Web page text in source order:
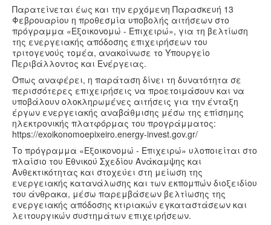
Απόψεις
Τεχνολογία
Υγεία
Πολιτισμός
Αθλητικά
Βίντεο
Συνταγές
Παρατείνεται έως και την ερχόμενη Παρασκευή 13
Φεβρουαρίου η προθεσμία υποβολής αιτήσεων στο
πρόγραμμα «Εξοικονομώ - Επιχειρώ», για τη βελτίωση
της ενεργειακής απόδοσης επιχειρήσεων του
τριτογενούς τομέα, ανακοίνωσε το Υπουργείο
Περιβάλλοντος και Ενέργειας.
Όπως αναφέρει, η παράταση δίνει τη δυνατότητα σε
περισσότερες επιχειρήσεις να προετοιμάσουν και να
υποβάλουν ολοκληρωμένες αιτήσεις για την ένταξη
έργων ενεργειακής αναβάθμισης μέσω της επίσημης
ηλεκτρονικής πλατφόρμας του προγράμματος:
https://exoikonomoepixeiro.energy-invest.gov.gr/
Το πρόγραμμα «Εξοικονομώ - Επιχειρώ» υλοποιείται στο
πλαίσιο του Εθνικού Σχεδίου Ανάκαμψης και
Ανθεκτικότητας και στοχεύει στη μείωση της
ενεργειακής κατανάλωσης και των εκπομπών διοξειδίου
του άνθρακα, μέσω παρεμβάσεων βελτίωσης της
ενεργειακής απόδοσης κτιριακών εγκαταστάσεων και
λειτουργικών συστημάτων επιχειρήσεων.